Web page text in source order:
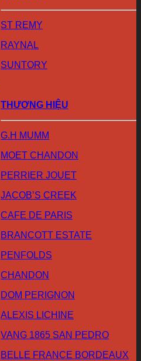
ST REMY
RAYNAL
SUNTORY
THƯƠNG HIỆU
G.H MUMM
MOET CHANDON
PERRIER JOUET
JACOB’S CREEK
CAFE DE PARIS
BRANCOTT ESTATE
PENFOLDS
CHANDON
DOM PERIGNON
ALEXIS LICHINE
VANG 1865 SAN PEDRO
BELLE FRANCE BORDEAUX